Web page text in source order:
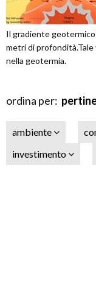
Il gradiente
metri di profondità.Tale
nella geotermia.
ordina per:
ambiente
investimento